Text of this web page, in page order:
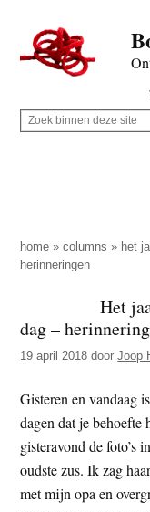
naar
de
inhoud
secondary
naar
de
sidebar
naar
de
Rechts
Z
p
d
z
e
i
t
e
Z
i
n
n
d
z
e
s
i
t
home »columns » het
herinneringen
Het
dag –
19 april 2018 doorJoop
Gisteren en vandaag
dagen dat je
gisteravond de foto’s
oudste zus. Ik zag
met mijn opa en